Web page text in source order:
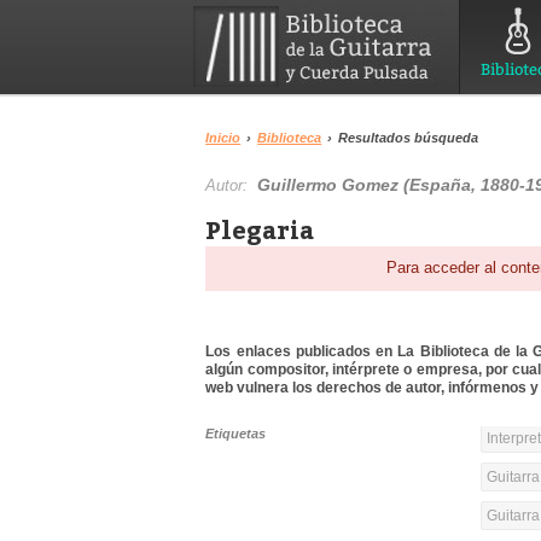
Inicio › Biblioteca › Resultados búsqueda
Autor:Guillermo Gomez (España, 1880-
Plegaria
Para acceder al
Los enlaces publicados en La Biblioteca de la
algún compositor, intérprete o empresa, por
web vulnera los derechos de autor, infórmenos
Etiquetas